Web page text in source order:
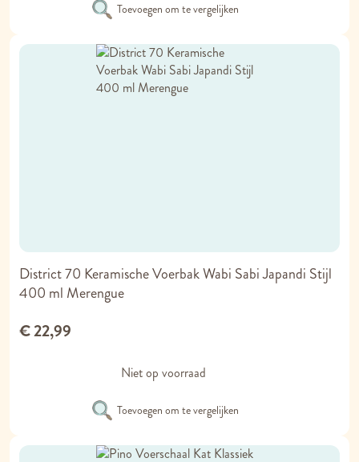
Toevoegen om te vergelijken
District 70 Keramische Voerbak Wabi Sabi Japandi Stijl
400 ml Merengue
€ 22,99
Niet op voorraad
Toevoegen om te vergelijken